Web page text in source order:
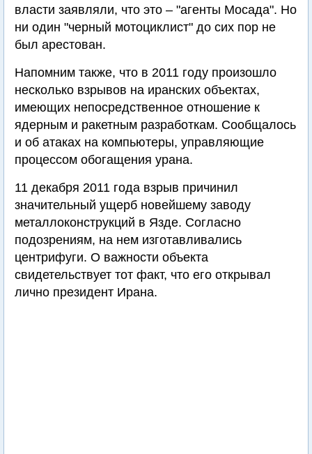
власти заявляли, что это – "агенты Мосада". Но
ни один "черный мотоциклист" до сих пор не
был арестован.
Напомним также, что в 2011 году произошло
несколько взрывов на иранских объектах,
имеющих непосредственное отношение к
ядерным и ракетным разработкам. Сообщалось
и об атаках на компьютеры, управляющие
процессом обогащения урана.
11 декабря 2011 года взрыв причинил
значительный ущерб новейшему заводу
металлоконструкций в Язде. Согласно
подозрениям, на нем изготавливались
центрифуги. О важности объекта
свидетельствует тот факт, что его открывал
лично президент Ирана.